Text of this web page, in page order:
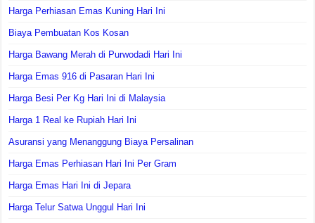
Harga Perhiasan Emas Kuning Hari Ini
Biaya Pembuatan Kos Kosan
Harga Bawang Merah di Purwodadi Hari Ini
Harga Emas 916 di Pasaran Hari Ini
Harga Besi Per Kg Hari Ini di Malaysia
Harga 1 Real ke Rupiah Hari Ini
Asuransi yang Menanggung Biaya Persalinan
Harga Emas Perhiasan Hari Ini Per Gram
Harga Emas Hari Ini di Jepara
Harga Telur Satwa Unggul Hari Ini